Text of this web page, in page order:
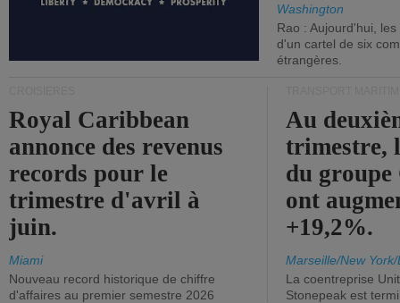
Washington
Rao : Aujourd'hui,
d'un cartel de six
étrangères.
Royal Caribbean
annonce des revenus
records pour le
trimestre d'avril à
juin.
Miami
Nouveau record historique de chiffre
d'affaires au premier semestre 2026
Au
trimestre,
du
ont
+19,2%.
Marseille/New
La coentreprise
Stonepeak est